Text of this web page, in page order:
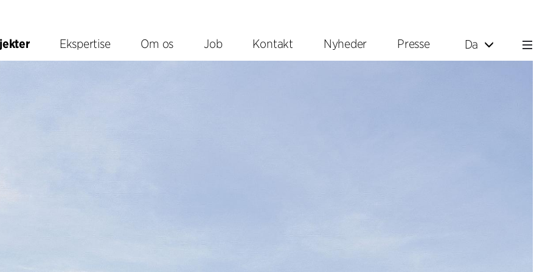
Ekspertise Om os Job Kontakt Nyheder Presse Da